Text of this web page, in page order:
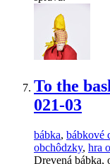
To the
021-03
bábka, bábkové
obchôdzky, hra
Drevená bábka,